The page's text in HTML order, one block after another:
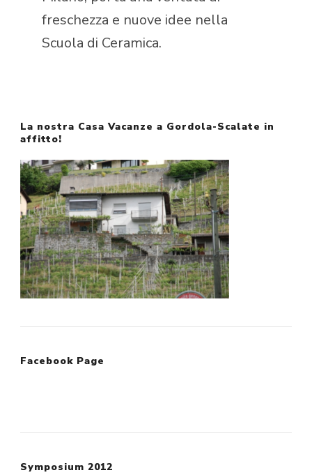
freschezza e nuove idee nella
Scuola di Ceramica.
La nostra Casa Vacanze a Gordola-Scalate in
affitto!
Facebook Page
Symposium 2012